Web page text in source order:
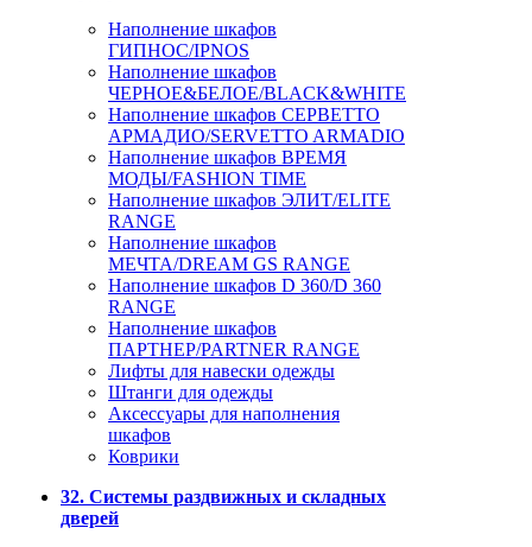
Наполнение шкафов
ГИПНОС/IPNOS
Наполнение шкафов
ЧЕРНОЕ&БЕЛОЕ/BLACK&WHITE
Наполнение шкафов СЕРВЕТТО
АРМАДИО/SERVETTO ARMADIO
Наполнение шкафов ВРЕМЯ
МОДЫ/FASHION TIME
Наполнение шкафов ЭЛИТ/ELITE
RANGE
Наполнение шкафов
МЕЧТА/DREAM GS RANGE
Наполнение шкафов D 360/D 360
RANGE
Наполнение шкафов
ПАРТНЕР/PARTNER RANGE
Лифты для навески одежды
Штанги для одежды
Аксессуары для наполнения
шкафов
Коврики
32. Системы раздвижных и складных
дверей